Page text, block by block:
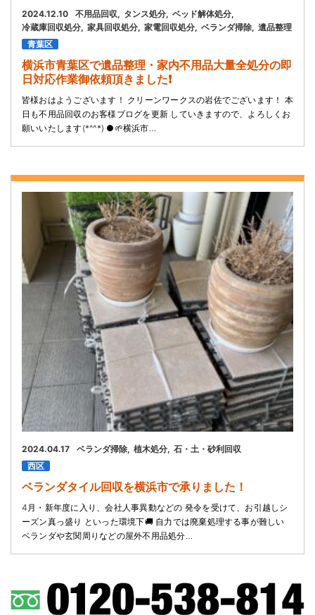
2024.12.10 不用品回収 タンス処分 ベッド解体処分
冷蔵庫回収処分 家具回収処分 家電回収処分 ベランダ掃除 遺品整理
青葉区
横浜市青葉区で遺品整理・家内不用品大量全処分の即
日対応作業御依頼頂きました❗
皆様おはようございます！ クリーンワークスの岩佐でございます！ 本
日も不用品回収のお客様ブログを更新 していきますので、よろしくお
願いいたします(*^^*) ●🌱横浜市…
2024.04.17 ベランダ掃除 植木処分 石・土・砂利回収
西区
ベランダタイル回収を横浜市で承りました！
4月・新年度に入り、会社人事異動などの 発令を受けて、お引越しシ
ーズン真っ盛り といった環境下🚚 自力では廃棄処理する事が難しい
ベランダや玄関周りなどの屋外不用品処分…